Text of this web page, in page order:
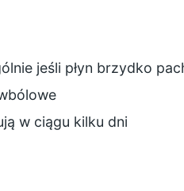
jeśli płyn brzydko
w ciągu kilku dni